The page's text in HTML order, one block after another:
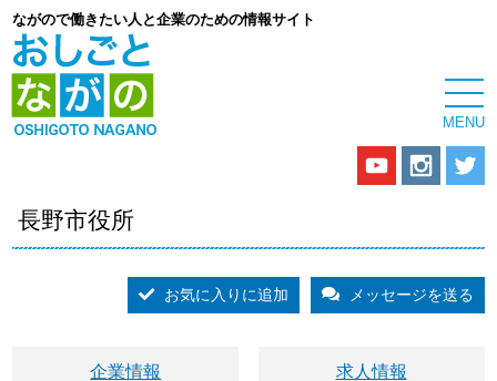
ながので働きたい人と企業のための情報サイト
長野市役所
お気に入りに追加 メッセージを送る
企業情報 求人情報